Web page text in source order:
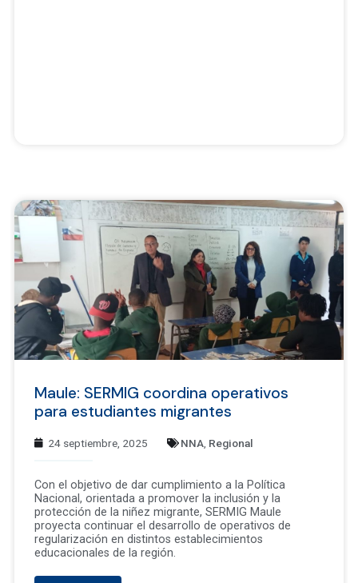
Maule: SERMIG coordina operativos
para estudiantes migrantes
24 septiembre, 2025 NNA Regional
Con el objetivo de dar cumplimiento a la Política
Nacional, orientada a promover la inclusión y la
protección de la niñez migrante, SERMIG Maule
proyecta continuar el desarrollo de operativos de
regularización en distintos establecimientos
educacionales de la región.